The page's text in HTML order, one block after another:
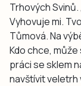
Trhových
Vyhovuje mi.
Tůmová. Na
Kdo chce,
práci se sklem
navštívit veletrh